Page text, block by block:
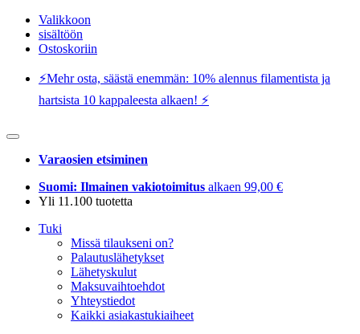
Valikkoon
sisältöön
Ostoskoriin
⚡️Mehr osta, säästä enemmän: 10% alennus filamentista ja
hartsista 10 kappaleesta alkaen! ⚡️
Varaosien etsiminen
Suomi: Ilmainen vakiotoimitus alkaen 99,00 €
Yli 11.100 tuotetta
Tuki
Missä tilaukseni on?
Palautuslähetykset
Lähetyskulut
Maksuvaihtoehdot
Yhteystiedot
Kaikki asiakastukiaiheet